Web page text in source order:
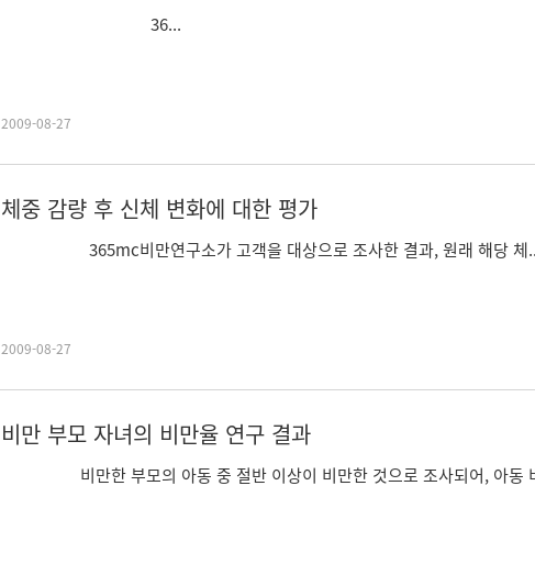
36...
2009-08-27
체중 감량 후 신체 변화에 대한 평가
365mc비만연구소가 고객을 대상으로 조사한 결과, 원래 해당 체
2009-08-27
비만 부모 자녀의 비만율 연구 결과
비만한 부모의 아동 중 절반 이상이 비만한 것으로 조사되어, 아동